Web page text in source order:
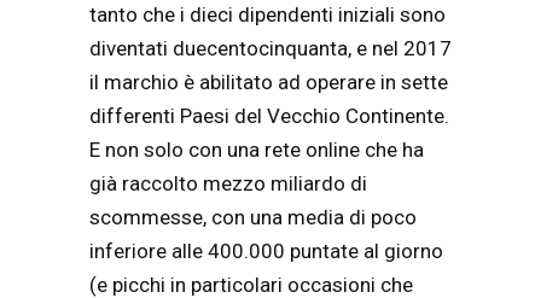
tanto che i dieci dipendenti iniziali sono
diventati duecentocinquanta, e nel 2017
il marchio è abilitato ad operare in sette
differenti Paesi del Vecchio Continente.
E non solo con una rete online che ha
già raccolto mezzo miliardo di
scommesse, con una media di poco
inferiore alle 400.000 puntate al giorno
(e picchi in particolari occasioni che